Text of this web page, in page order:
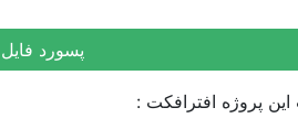
موزیک
وله و اینترو
پسورد
این پروژه افترافکت :